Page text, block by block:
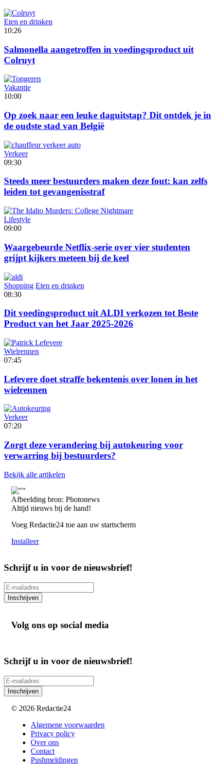
Eten en drinken
10:26
Salmonella aangetroffen in voedingsproduct uit
Colruyt
Vakantie
10:00
Op zoek naar een leuke daguitstap? Dit ontdek je in
de oudste stad van België
Verkeer
09:30
Steeds meer bestuurders maken deze fout: kan zelfs
leiden tot gevangenisstraf
Lifestyle
09:00
Waargebeurde Netflix-serie over vier studenten
grijpt kijkers meteen bij de keel
Shopping Eten en drinken
08:30
Dit voedingsproduct uit ALDI verkozen tot Beste
Product van het Jaar 2025-2026
Wielrennen
07:45
Lefevere doet straffe bekentenis over lonen in het
wielrennen
Verkeer
07:20
Zorgt deze verandering bij autokeuring voor
verwarring bij bestuurders?
Bekijk alle artikelen
Afbeelding bron: Photonews
Altijd nieuws bij de hand!
Voeg Redactie24 toe aan uw startscherm
Installeer
Schrijf u in voor de nieuwsbrief!
Inschrijven
Volg ons op social media
Schrijf u in voor de nieuwsbrief!
Inschrijven
© 2026 Redactie24
Algemene voorwaarden
Privacy policy
Over ons
Contact
Pushmeldingen